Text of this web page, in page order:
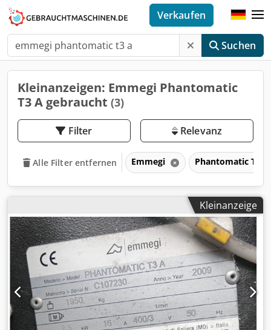
Suchen
Verkaufen
Kleinanzeigen: Emmegi Phantomatic
T3 A gebraucht (3)
Filter Relevanz
Alle Filter entfernen Emmegi Phantomatic T3 A
Kleinanzeige